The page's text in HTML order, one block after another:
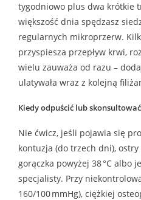
tygodniowo plus dwa krótkie
większość dnia spędzasz
regularnych mikroprzerw.
przyspiesza przepływ krwi,
wielu zauważa od razu –
ulatywała wraz z kolejną
Kiedy odpuścić lub
Nie ćwicz, jeśli pojawia się
kontuzja (do trzech dni),
gorączka powyżej 38 °C albo
specjalisty. Przy
160/100 mmHg), ciężkiej